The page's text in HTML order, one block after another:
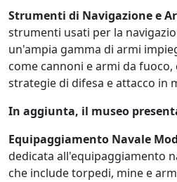
Strumenti di Navigazione e
strumenti usati per la
un'ampia gamma di armi
come cannoni e armi da
strategie di difesa e attacco in
In aggiunta, il museo
Equipaggiamento Navale
dedicata all'equipaggiamento
che include torpedi, mine e